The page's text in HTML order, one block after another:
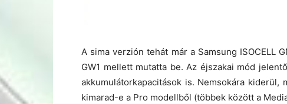
A sima verzión tehát már a Samsung ISOCELL
GW1 mellett mutatta be. Az éjszakai mód
akkumulátorkapacitások is. Nemsokára
kimarad-e a Pro modellből (többek között a